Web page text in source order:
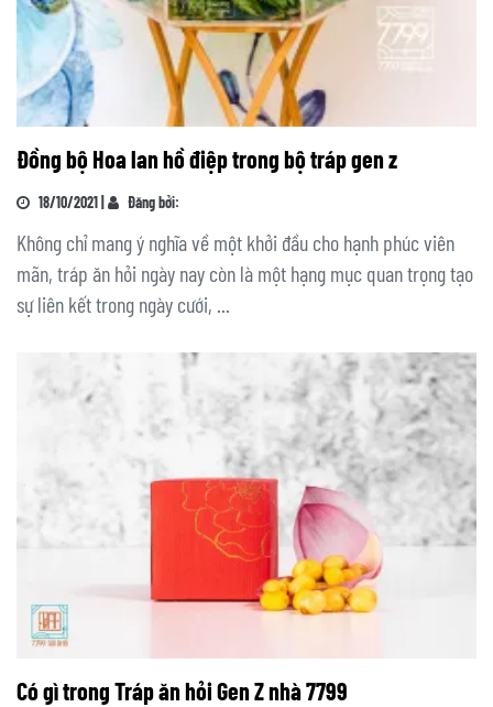
Đồng bộ Hoa lan hồ điệp trong bộ tráp gen z
18/10/2021 | Đăng bởi:
Không chỉ mang ý nghĩa về một khởi đầu cho hạnh phúc viên
mãn, tráp ăn hỏi ngày nay còn là một hạng mục quan trọng tạo
sự liên kết trong ngày cưới, ...
Có gì trong Tráp ăn hỏi Gen Z nhà 7799